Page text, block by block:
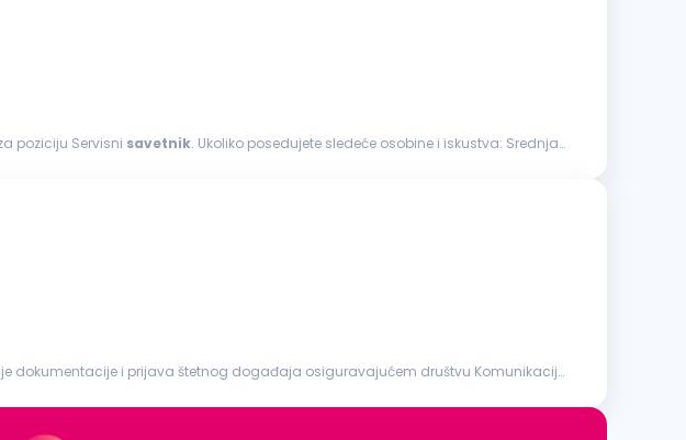
poziciju Servisni savetnik. Ukoliko posedujete sledeće osobine i iskustva: Srednja